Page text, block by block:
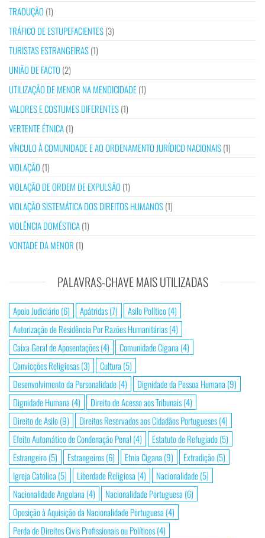
TRADUÇÃO (1)
TRÁFICO DE ESTUPEFACIENTES(3)
TURISTAS ESTRANGEIRAS(1)
UNIÃO DE FACTO (2)
UTILIZAÇÃO DE MENOR NA MENDICIDADE(1)
VALORES E COSTUMES DIFERENTES(1)
VERTENTE ÉTNICA(1)
VÍNCULO À COMUNIDADE E AO ORDENAMENTO JURÍDICO NACIONAIS(1)
VIOLAÇÃO (1)
VIOLAÇÃO DE ORDEM DE EXPULSÃO (1)
VIOLAÇÃO SISTEMÁTICA DOS DIREITOS HUMANOS(1)
VIOLÊNCIA DOMÉSTICA(1)
VONTADE DA MENOR (1)
PALAVRAS-CHAVE MAIS UTILIZADAS
Apoio Judiciário(6) Apátridas(7) Asilo Político(4)
Autorização de Residência Por Razões Humanitárias(4)
Caixa Geral de Aposentações(4) Comunidade Cigana (4)
Convicções Religiosas(3) Cultura (5)
Desenvolvimento da Personalidade(4) Dignidade da Pessoa Humana (9)
Dignidade Humana (4) Direito de Acesso aos Tribunais(4)
Direito de Asilo(9) Direitos Reservados aos Cidadãos Portugueses(4)
Efeito Automático de Condenação Penal (4) Estatuto de Refugiado(5)
Estrangeiro(5) Estrangeiros(6) Etnia Cigana (9) Extradição(5)
Igreja Católica (5) Liberdade Religiosa (4) Nacionalidade(5)
Nacionalidade Angolana (4) Nacionalidade Portuguesa (6)
Oposição à Aquisição da Nacionalidade Portuguesa (4)
Perda de Direitos Civis Profissionais ou Políticos(4)